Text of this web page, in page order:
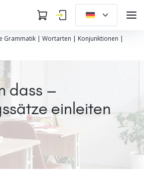
Grammatik | Wortarten | Konjunktionen |
dass –
einleiten